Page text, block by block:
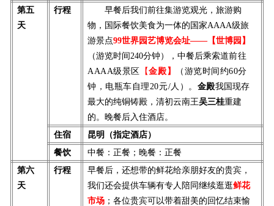
第五
天
行程 早餐后我们前往集游览观光，旅游购
物，国际餐饮美食为一体的国家AAAA级旅
游景点99世界园艺博览会址——【世博园】
（游览时间240分钟），中餐后乘索道前往
AAAA级景区
【金殿】
（游览时间约60分
钟，电瓶车自理20元/人）。 金殿我国现存
最大的纯铜铸殿，清初云南王吴三桂重建
的。 晚餐 后入住酒店。
住宿
昆明（指定酒店）
餐饮
中餐：正餐；晚餐：正餐
第六
天
行程
早餐后，还想带的鲜花给亲朋好友的贵宾，
我们还会提供车辆有专人陪同继续逛逛鲜花
市场 ；各位贵宾可以带着甜美的回忆结束愉